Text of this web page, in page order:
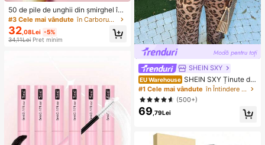
50 de pile de unghii din șmirghel înl
ocuibile, reutilizabile și lavabile, gra
nulație 100/180/240 (placa din oțel
inoxidabil se vinde separat)
#3 Cele mai vândute în Carborundum Pile și lustruri de unghii
32 ,08Lei -5%
34,11LeiPreț minim
SHEIN SXY
EU Warehouse SHEIN SXY Ținute din
două piese pentru femei, cu imprim
eu leopard, pentru purtare zilnică
#1 Cele mai vândute
în Întindere înaltă Femei Co-ords
(500+)
69 ,79Lei